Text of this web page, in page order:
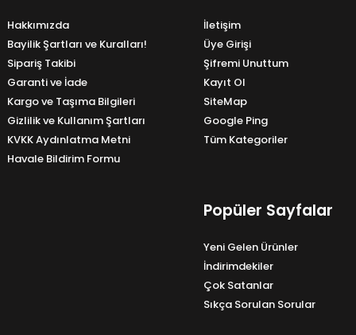
Hakkımızda
Bayilik Şartları ve Kuralları!
Sipariş Takibi
Garanti ve İade
Kargo ve Taşıma Bilgileri
Gizlilik ve Kullanım Şartları
KVKK Aydınlatma Metni
Havale Bildirim Formu
İletişim
Üye Girişi
Şifremi Unuttum
Kayıt Ol
SiteMap
Google Ping
Tüm Kategoriler
Popüler Sayfalar
Yeni Gelen Ürünler
İndirimdekiler
Çok Satanlar
Sıkça Sorulan Sorular